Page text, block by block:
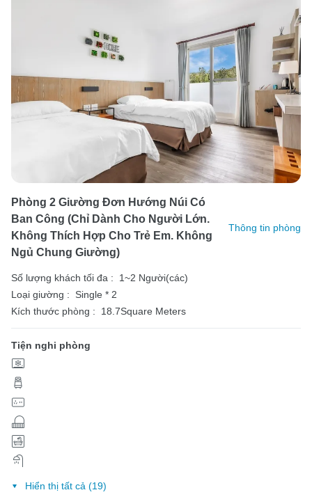
Phòng 2 Giường Đơn Hướng Núi Có
Ban Công (Chỉ Dành Cho Người Lớn.
Không Thích Hợp Cho Trẻ Em. Không
Ngủ Chung Giường)
Thông tin phòng
Số lượng khách tối đa :
1~2 Người(các)
Loại giường :
Single * 2
Kích thước phòng :
18.7Square Meters
Tiện nghi phòng
Hiển thị tất cả (19)